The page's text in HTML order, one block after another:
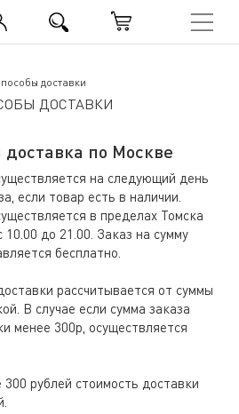
Способы доставки
доставки
ДОСТАВКИ
доставка по Москве
на следующий день
если товар есть в наличии.
в пределах Томска
до 21.00. Заказ на сумму
бесплатно.
раcсчитывается от суммы
В случае если сумма заказа
менее 300р осуществляется
рублей стоимость доставки